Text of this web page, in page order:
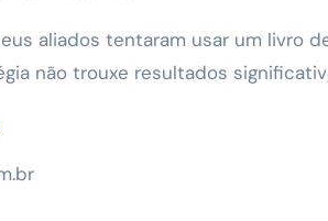
aliados tentaram usar um livro
não trouxe resultados